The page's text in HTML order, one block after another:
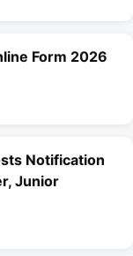
Form 2026
Notification
Junior